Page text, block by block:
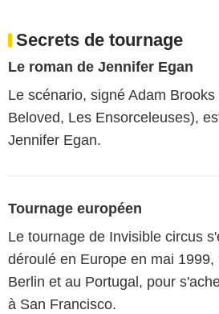
Secrets de tournage
Le roman de Jennifer Egan
Le scénario, signé Adam
Beloved, Les Ensorceleuses),
Jennifer Egan.
Tournage européen
Le tournage de Invisible circus
déroulé en Europe en mai
Berlin et au Portugal, pour
à San Francisco.